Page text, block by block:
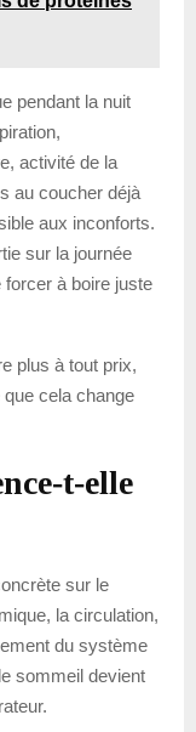
pendant la nuit
activité de la
au coucher déjà
aux inconforts.
sur la journée
à boire juste
plus à tout prix,
cela change
t-elle
sur le
la circulation,
du système
sommeil devient